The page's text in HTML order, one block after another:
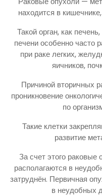
находится в
Такой орган, как
печени особенно часто
при раке легких,
яичников,
Причиной вторичных
проникновение
по
Такие клетки
развитие
За счет этого раковые
располагаются в
затруднён. Первичная
в неудобных